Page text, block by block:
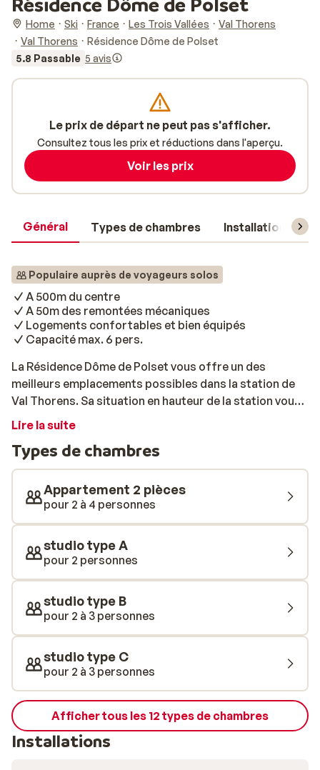
Home Ski France Les Trois Vallées
Val Thorens
Val Thorens
Résidence Dôme de Polset
5.8 Passable 5 avis
Général Types de chambres Installations
Populaire auprès de voyageurs solos
A 500m du centre
A 50m des remontées mécaniques
Logements confortables et bien équipés
Capacité max. 6 pers.
La Résidence Dôme de Polset vous offre un des
meilleurs emplacements possibles dans la station de
Val Thorens. Sa situation en hauteur de la station vous
permet d’apprécier une vue spectaculaire sur le
cœur d’un environnement calme, toutes les activités
sont à proximité immédiate. Vous souhaitez skier? Il
vous suffira de chausser vos skis au saut du lit, depuis
votre résidence et de glisser sur les pistes. Un petit
creux? Tous les restaurants sont à quelques mètres à
pied. Les boutiques de locations de ski et de souvenirs
sont également faciles d’accès. Après avoir profité
pleinement de votre journée, vous serez heureux de
de Polset. Gérés par une agence immobilière soucieuse
de votre bien-être, tous sont bien aménagés et équipés
pour votre plus grand confort. Certains éléments
comme les équipements électriques ou la présence de
casiers à skis peuvent différer d’un bien à l’autre. Loin
de la standardisation des chambres d’hôtels, tous les
hébergements sont en effet uniques et comportent un
charme qui leur est propre. Les photos sont donc
données à titre indicatif et ne sont pas contractuelles.
Lire la suite
Types de chambres
Appartement 2 pièces
pour 2 à 4 personnes
studio type A
pour 2 personnes
studio type B
pour 2 à 3 personnes
studio type C
pour 2 à 3 personnes
Afficher tous les 12 types de chambres
Installations
Le prix de départ ne peut pas s'afficher.
Consultez tous les prix et réductions dans l'aperçu.
Voir les prix